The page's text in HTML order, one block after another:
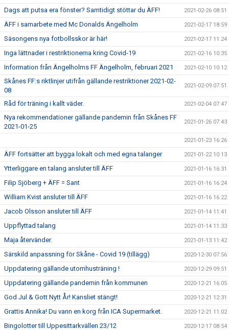
Dags att putsa era fönster? Samtidigt stöttar du ÄFF! 2021-02-26 08:51
ÄFF i samarbete med Mc Donalds Ängelholm 2021-02-17 18:59
Säsongens nya fotbollsskor är här! 2021-02-17 11:24
Inga lättnader i restriktionerna kring Covid-19 2021-02-16 10:35
Information från Ängelholms FF Ängelholm, februari 2021 2021-02-10 10:12
Skånes FF:s riktlinjer utifrån gällande restriktioner 2021-02-
08
2021-02-09 07:51
Råd för träning i kallt väder. 2021-02-04 07:47
Nya rekommendationer gällande pandemin från Skånes FF
2021-01-25
2021-01-26 07:43
2021-01-23 16:26
ÄFF fortsätter att bygga lokalt och med egna talanger 2021-01-22 10:13
Ytterliggare en talang ansluter till ÄFF 2021-01-16 16:31
Filip Sjöberg + ÄFF = Sant 2021-01-16 16:24
William Kvist ansluter till ÄFF 2021-01-16 16:22
Jacob Olsson ansluter till ÄFF 2021-01-14 11:41
Uppflyttad talang 2021-01-14 11:33
Maja återvänder. 2021-01-13 11:42
Särskild anpassning för Skåne - Covid 19 (tillägg) 2020-12-30 07:56
Uppdatering gällande utomhusträning ! 2020-12-29 09:51
Uppdatering gällande pandemin från kommunen 2020-12-21 16:05
God Jul & Gott Nytt År! Kansliet stängt! 2020-12-21 12:31
Grattis Annika! Du vann en korg från ICA Supermarket. 2020-12-21 11:02
Bingolotter till Uppesittarkvällen 23/12 2020-12-17 08:54